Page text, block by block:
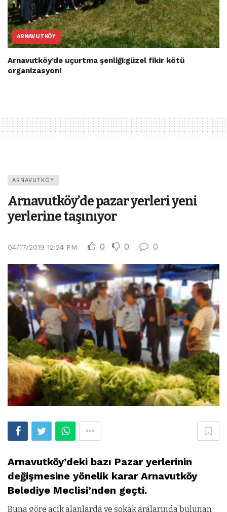
ARNAVUTKÖY
Arnavutköy’de uçurtma şenliği:güzel fikir kötü
organizasyon!
ARNAVUTKÖY
Arnavutköy’de pazar yerleri yeni
yerlerine taşınıyor
04/17/2019 12:24 PM 0 0 0
Arnavutköy’deki bazı Pazar yerlerinin
değişmesine yönelik karar Arnavutköy
Belediye Meclisi’nden geçti.
Buna göre açık alanlarda ve sokak aralarında bulunan